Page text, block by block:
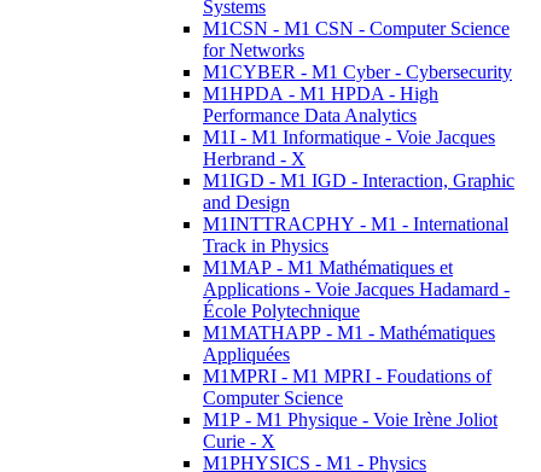
Systems
M1CSN - M1 CSN - Computer Science
for Networks
M1CYBER - M1 Cyber - Cybersecurity
M1HPDA - M1 HPDA - High
Performance Data Analytics
M1I - M1 Informatique - Voie Jacques
Herbrand - X
M1IGD - M1 IGD - Interaction, Graphic
and Design
M1INTTRACPHY - M1 - International
Track in Physics
M1MAP - M1 Mathématiques et
Applications - Voie Jacques Hadamard -
École Polytechnique
M1MATHAPP - M1 - Mathématiques
Appliquées
M1MPRI - M1 MPRI - Foudations of
Computer Science
M1P - M1 Physique - Voie Irène Joliot
Curie - X
M1PHYSICS - M1 - Physics